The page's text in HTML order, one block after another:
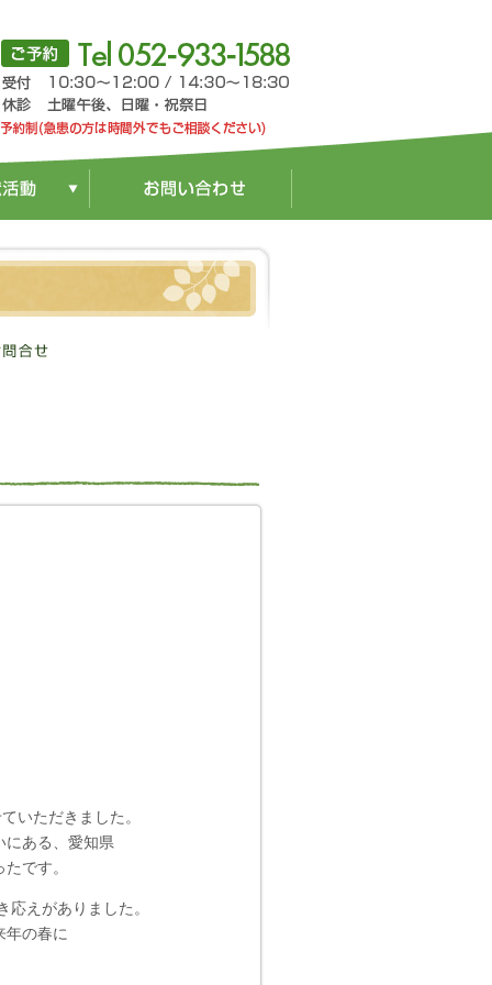
いただきました。
にある、愛知県
です。
えがありました。
年の春に